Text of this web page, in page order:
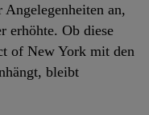
an,
erhöhte. Ob diese
of New York mit den
bleibt